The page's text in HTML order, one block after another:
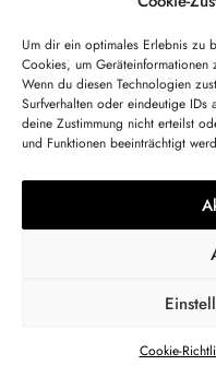
Um dir ein optimales Erlebnis zu
Cookies, um
Wenn du diesen Technologien
Surfverhalten oder eindeutige
deine Zustimmung nicht erteilst
und Funktionen beeinträchtigt
Cookie-
Du willst selbst
unterstützen?
© Copyright 2023 |